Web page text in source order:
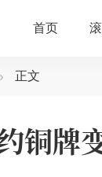
正文
铜牌